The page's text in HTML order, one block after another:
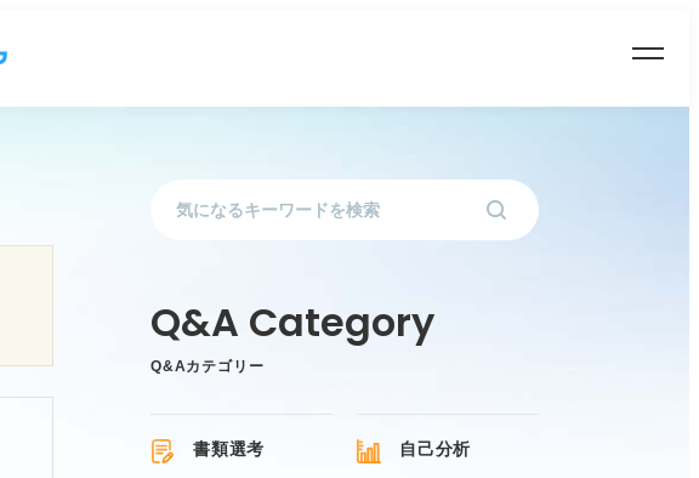
Q&Aカテゴリー
書類選考 自己分析